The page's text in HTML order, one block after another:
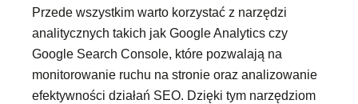
Przede wszystkim warto korzystać z narzędzi
analitycznych takich jak Google Analytics czy
Google Search Console, które pozwalają na
monitorowanie ruchu na stronie oraz analizowanie
efektywności działań SEO. Dzięki tym narzędziom